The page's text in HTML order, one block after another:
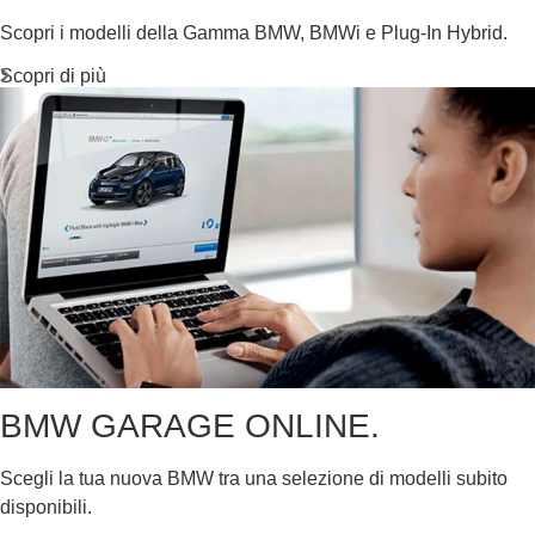
Scopri i modelli della Gamma BMW, BMWi e Plug-In Hybrid.
Scopri di più
BMW GARAGE ONLINE.
Scegli la tua nuova BMW tra una selezione di modelli subito
disponibili.